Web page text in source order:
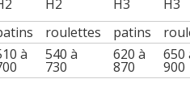
H2 H3
H3
roulettes patins
à 540 à
730
620 à
870
650
900